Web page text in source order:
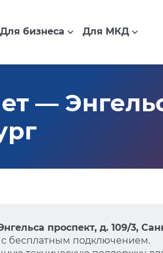
Для бизнеса Для МКД
—
проспект, д. 109/3,
бесплатным подключением.